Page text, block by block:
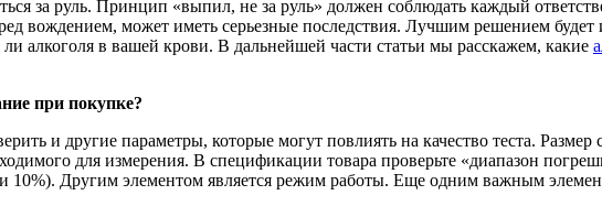
за руль. Принцип «выпил, не за руль» должен соблюдать каждый
вождением, может иметь серьезные последствия. Лучшим решением будет
алкоголя в вашей крови. В дальнейшей части статьи мы расскажем, какие
при покупке?
и другие параметры, которые могут повлиять на качество теста.
для измерения. В спецификации товара проверьте «диапазон
10%). Другим элементом является режим работы. Еще одним важным